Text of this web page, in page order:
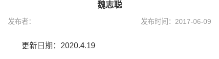
魏志聪
发布者： 发布时间：2017-06-09
更新日期： 2020.4.19